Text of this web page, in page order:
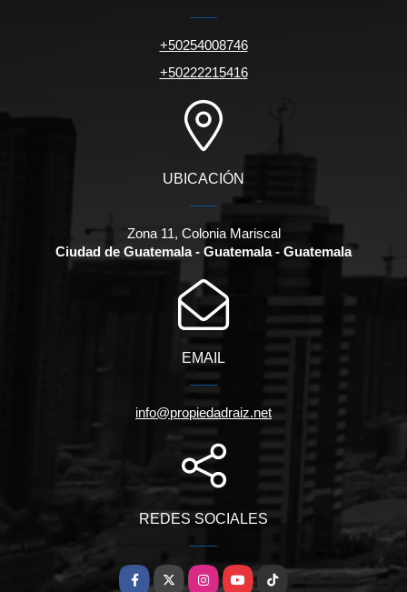
+50254008746
+50222215416
UBICACIÓN
Zona 11, Colonia Mariscal
Ciudad de Guatemala - Guatemala - Guatemala
EMAIL
info@propiedadraiz.net
REDES SOCIALES
Facebook
X InstagramYouTubeTikTok